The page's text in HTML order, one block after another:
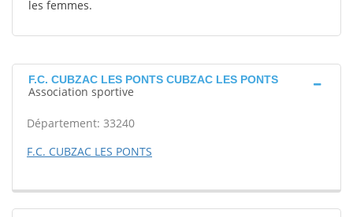
les femmes.
F.C. CUBZAC LES PONTS CUBZAC LES PONTS
Association sportive
Département: 33240
F.C. CUBZAC LES PONTS